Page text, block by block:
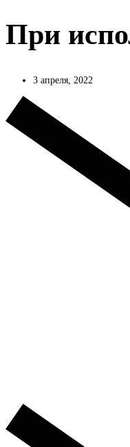
При
3 апреля, 2022